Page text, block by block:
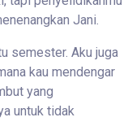
Jani.
semester. Aku juga
kau mendengar
yang
untuk tidak